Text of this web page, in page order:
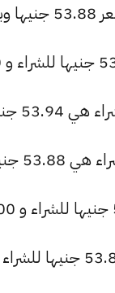
جنيها.
جنيها.